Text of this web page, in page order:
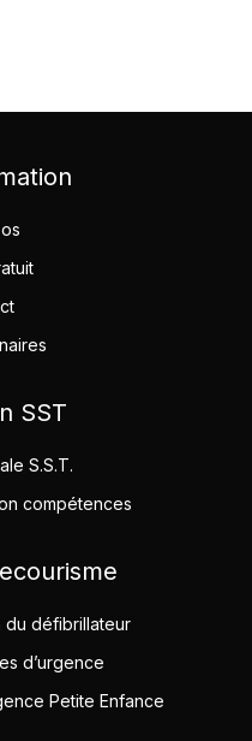
SST
S.S.T.
compétences
du défibrillateur
d’urgence
Petite Enfance